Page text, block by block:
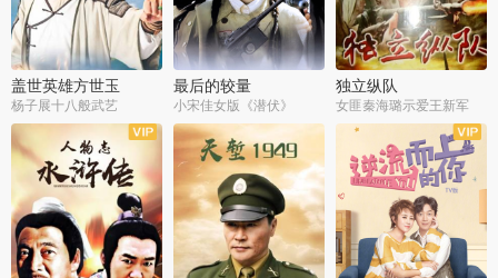
盖世英雄方世玉
杨子展十八般武艺
最后的较量
小宋佳女版《潜伏》
独立纵队
女匪秦海璐示爱王新军
全40集
全30集 全43集